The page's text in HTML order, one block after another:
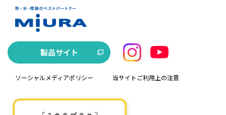
製品サイト
ソーシャルメディアポリシー 当サイトご利用上の注意